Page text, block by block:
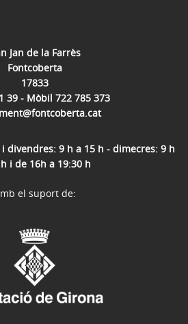
Jan de la Farrès
Fontcoberta
17833
39 - Mòbil 722 785 373
divendres: 9 h a 15 h - dimecres: 9 h
i de 16h a 19:30 h
el suport de: